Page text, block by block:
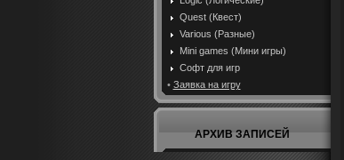
Quest (Квест)
Various (Разные)
Mini games (Мини игры)
Софт для игр
• Заявка на игру
АРХИВ ЗАПИСЕЙ